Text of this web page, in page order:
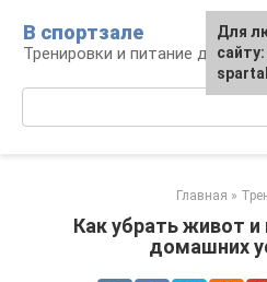
контенту
В спортзале
Тренировки и питание для
Главная »
Как убрать живот и
домашних
Для